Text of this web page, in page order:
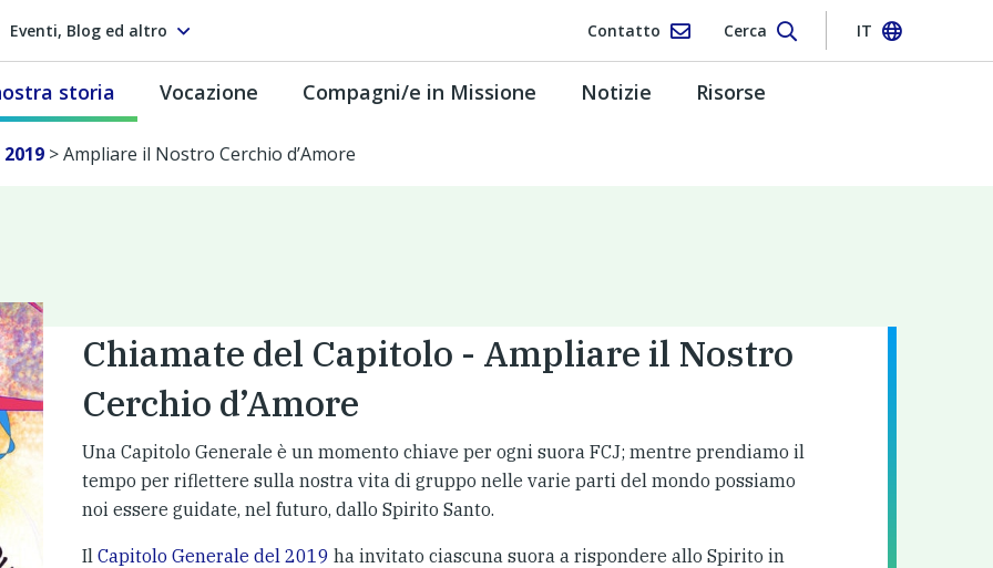
Eventi, Blog ed altro Contatto Cerca IT
storia Vocazione Compagni/e in Missione Notizie Risorse
>Ampliare il Nostro Cerchio d’Amore
Chiamate del Capitolo - Ampliare il Nostro
Cerchio d’Amore
Una Capitolo Generale è un momento chiave per ogni suora FCJ; mentre prendiamo il
tempo per riflettere sulla nostra vita di gruppo nelle varie parti del mondo possiamo
noi essere guidate, nel futuro, dallo Spirito Santo.
Il Capitolo Generale del 2019 ha invitato ciascuna suora a rispondere allo Spirito in